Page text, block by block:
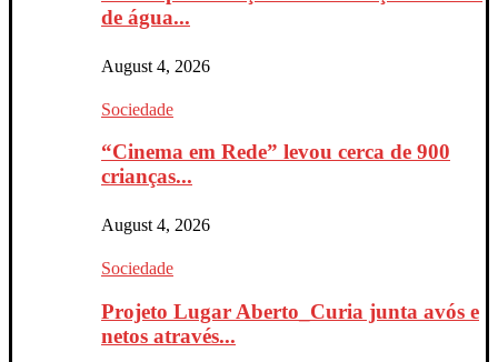
de água...
August 4, 2026
Sociedade
“Cinema em Rede” levou cerca de 900
crianças...
August 4, 2026
Sociedade
Projeto Lugar Aberto_Curia junta avós e
netos através...